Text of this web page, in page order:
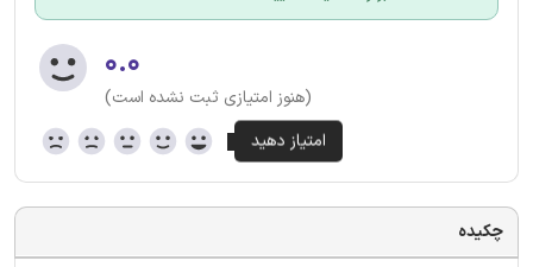
۰.۰
(هنوز امتیازی ثبت نشده است)
چکیده